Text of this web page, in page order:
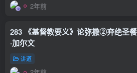
2年前
283 《基督教要义》论弥撒②弃绝圣
·加尔文
讲道